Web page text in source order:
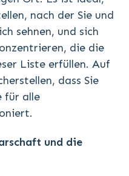
nach der Sie und
sehnen, und sich
die die
Liste erfüllen. Auf
dass Sie
für alle
und die